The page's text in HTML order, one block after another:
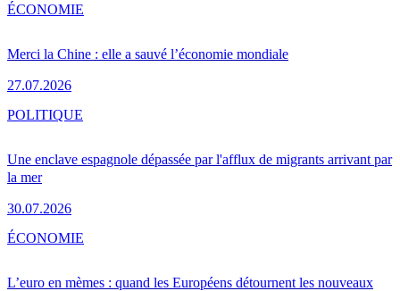
Merci la Chine : elle a sauvé l’économie mondiale
27.07.2026
ÉCONOMIE
Une enclave espagnole dépassée par l'afflux de migrants arrivant par
la mer
30.07.2026
POLITIQUE
L’euro en mèmes : quand les Européens détournent les nouveaux
ÉCONOMIE